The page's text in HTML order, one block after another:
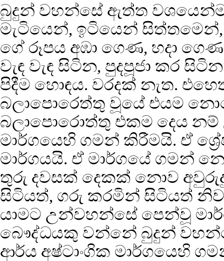
බුදුන් වහන්සේ ඇත්ත
මැටියෙන්, ඉටියෙන්
ගේ රූපය අඹා ගෙණ, හදා
වැඳ වැඳ සිටින, පුදපූජා කර
පිදීම හොඳය. වරදක් නැත.
බලාපොරෙත්තු වූයේ එයම
බලාපොරොත්තු එකම දෙය නම්
මාර්ගයෙහි ගමන් කිරීමයි. ඒ
මාර්ගයයි. ඒ මාර්ගයේ ගමන්
තුරු දවසක් දෙකක් නොව අවුරුදු
සිටියත්, ගරු කරමින් සිටියත්
යාමට උන්වහන්සේ පෙන්වූ
බෞද්ධයකු වන්නේ බුදුන්
ආර්ය අෂ්ටාංගික මාර්ගයෙහි